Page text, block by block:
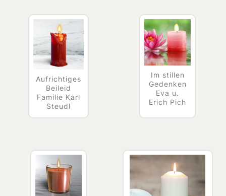
Aufrichtiges
Beileid
Familie Karl
Steudl
Im stillen
Gedenken
Eva u.
Erich Pich